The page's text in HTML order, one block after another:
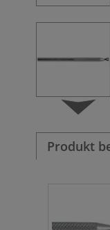
Produkt